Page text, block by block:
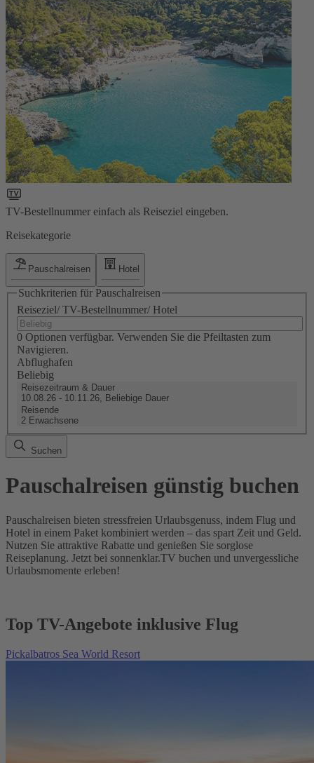
TV-Bestellnummer einfach als Reiseziel eingeben.
Reisekategorie
Pauschalreisen Hotel
Suchkriterien für Pauschalreisen
Reiseziel/ TV-Bestellnummer/ Hotel
0 Optionen verfügbar. Verwenden Sie die Pfeiltasten zum
Navigieren.
Abflughafen
Beliebig
Reisezeitraum & Dauer
10.08.26 - 10.11.26, Beliebige Dauer
Reisende
2 Erwachsene
Suchen
Pauschalreisen günstig buchen
Pauschalreisen bieten stressfreien Urlaubsgenuss, indem Flug und
Hotel in einem Paket kombiniert werden – das spart Zeit und Geld.
Nutzen Sie attraktive Rabatte und genießen Sie sorglose
Reiseplanung. Jetzt bei sonnenklar.TV buchen und unvergessliche
Urlaubsmomente erleben!
Top TV-Angebote inklusive Flug
Pickalbatros Sea World Resort